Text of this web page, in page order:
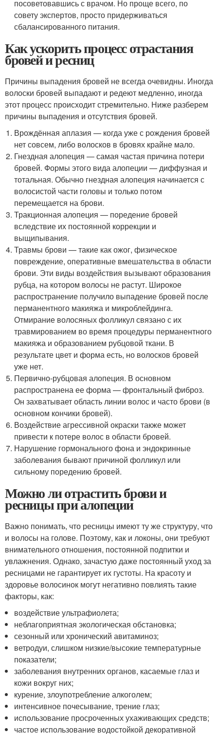
посоветовавшись с врачом. Но проще всего, по
совету экспертов, просто придерживаться
сбалансированного питания.
Как ускорить процесс отрастания
бровей и ресниц
Причины выпадения бровей не всегда очевидны. Иногда
волоски бровей выпадают и редеют медленно, иногда
этот процесс происходит стремительно. Ниже разберем
причины выпадения и отсутствия бровей.
Врождённая аплазия — когда уже с рождения бровей
нет совсем, либо волосков в бровях крайне мало.
Гнездная алопеция — самая частая причина потери
бровей. Формы этого вида алопеции — диффузная и
тотальная. Обычно гнездная алопеция начинается с
волосистой части головы и только потом
перемещается на брови.
Тракционная алопеция — поредение бровей
вследствие их постоянной коррекции и
выщипывания.
Травмы брови — такие как ожог, физическое
повреждение, оперативные вмешательства в области
брови. Эти виды воздействия вызывают образования
рубца, на котором волосы не растут. Широкое
распространение получило выпадение бровей после
перманентного макияжа и микроблейдинга.
Отмирание волосяных фолликул связано с их
травмированием во время процедуры перманентного
макияжа и образованием рубцовой ткани. В
результате цвет и форма есть, но волосков бровей
уже нет.
Первично-рубцовая алопеция. В основном
распространена ее форма — фронтальный фиброз.
Он захватывает область линии волос и часто брови (в
основном кончики бровей).
Воздействие агрессивной окраски также может
привести к потере волос в области бровей.
Нарушение гормонального фона и эндокринные
заболевания бывают причиной фолликул или
сильному поредению бровей.
Можно ли отрастить брови и
ресницы при алопеции
Важно понимать, что ресницы имеют ту же структуру, что
и волосы на голове. Поэтому, как и локоны, они требуют
внимательного отношения, постоянной подпитки и
увлажнения. Однако, зачастую даже постоянный уход за
ресницами не гарантирует их густоты. На красоту и
здоровье волосинок могут негативно повлиять такие
факторы, как:
воздействие ультрафиолета;
неблагоприятная экологическая обстановка;
сезонный или хронический авитаминоз;
ветродуи, слишком низкие/высокие температурные
показатели;
заболевания внутренних органов, касаемые глаз и
кожи вокруг них;
курение, злоупотребление алкоголем;
интенсивное почесывание, трение глаз;
использование просроченных ухаживающих средств;
частое использование водостойкой декоративной